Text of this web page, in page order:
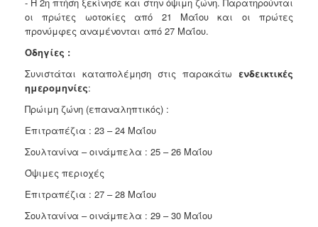
οι πρώτες ωοτοκίες από 21 Μαΐου και οι πρώτες
προνύμφες αναμένονται από 27 Μαΐου.
Οδηγίες :
Συνιστάται καταπολέμηση στις παρακάτω ενδεικτικές
ημερομηνίες:
Πρώιμη ζώνη (επαναληπτικός) :
Επιτραπέζια : 23 – 24 Μαΐου
Σουλτανίνα – οινάμπελα : 25 – 26 Μαΐου
Όψιμες περιοχές
Επιτραπέζια : 27 – 28 Μαΐου
Σουλτανίνα – οινάμπελα : 29 – 30 Μαΐου